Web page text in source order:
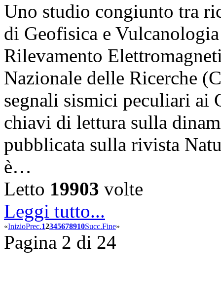
Uno studio congiunto tra
di Geofisica e
Rilevamento
Nazionale delle Ricerche
segnali sismici peculiari ai
chiavi di lettura sulla
pubblicata sulla rivista
è…
Letto 19903 volte
Leggi tutto...
«InizioPrec.12345678910Succ.Fine»
Pagina 2 di 24